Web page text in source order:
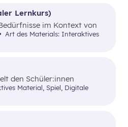
Lernkurs)
im Kontext von
in Form
den Schüler:innen
alltäglichen Leben zeigt.